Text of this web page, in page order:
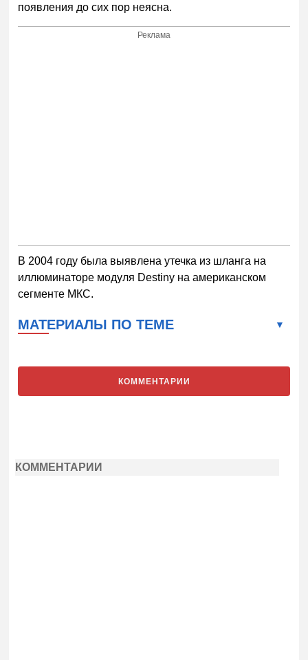
появления до сих пор неясна.
Реклама
В 2004 году была выявлена утечка из шланга на
иллюминаторе модуля Destiny на американском
сегменте МКС.
МАТЕРИАЛЫ ПО ТЕМЕ
КОММЕНТАРИИ
КОММЕНТАРИИ